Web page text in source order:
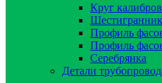
Круг
Профиль
Профиль
Серебрянка
Детали